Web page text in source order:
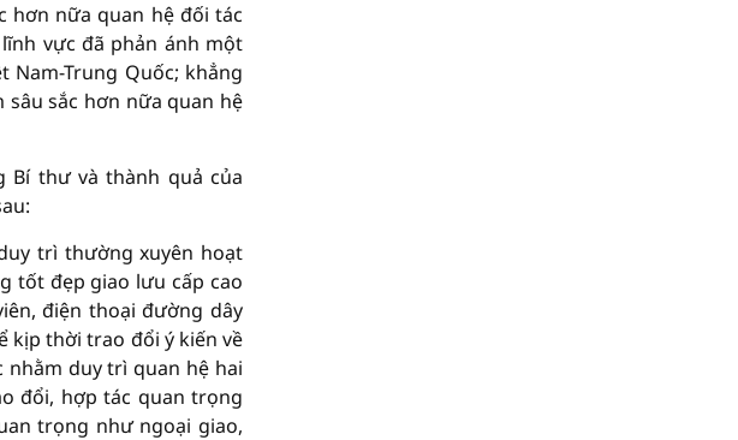
hơn nữa quan hệ đối tác
vực đã phản ánh một
Trung Quốc; khẳng
sắc hơn nữa quan hệ
thư và thành quả của
trì thường xuyên hoạt
tốt đẹp giao lưu cấp cao
điện thoại đường dây
kịp thời trao đổi ý kiến về
duy trì quan hệ hai
đổi, hợp tác quan trọng
trọng như ngoại giao,